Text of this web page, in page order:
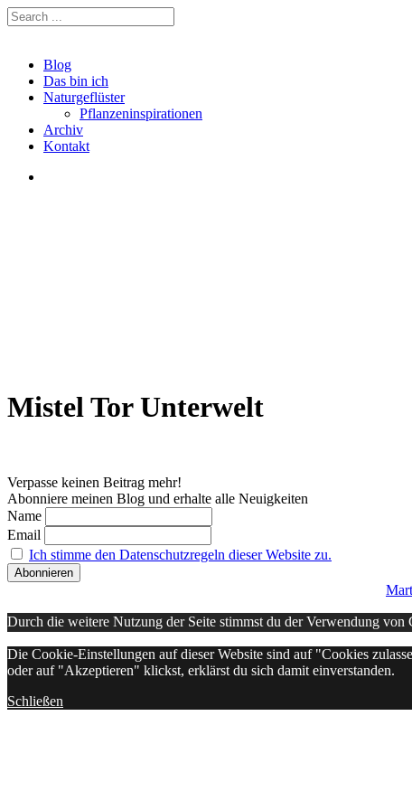
Blog
Das bin ich
Naturgeflüster
Pflanzeninspirationen
Archiv
Kontakt
Mistel Tor Unterwelt
Verpasse keinen Beitrag mehr!
Abonniere meinen Blog und erhalte alle Neuigkeiten
Name
Email
Ich stimme den Datenschutzregeln dieser Website zu.
Durch die weitere Nutzung der Seite stimmst du der Verwendung von
Die Cookie-Einstellungen auf dieser Website sind auf "Cookies
oder auf "Akzeptieren" klickst, erklärst du sich damit einverstanden.
Schließen